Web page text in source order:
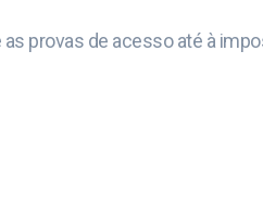
provas de acesso até à